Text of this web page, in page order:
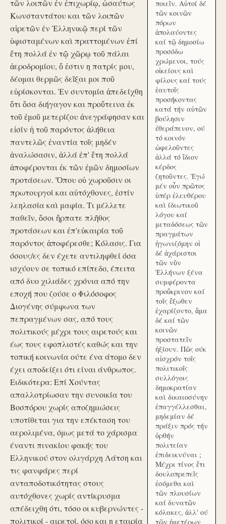
τῶν λοιπῶν ἐν ἐπιχωρίῳ, ὡσαύτως
Κωνσταντάτου και τῶν λοιπῶν
αἱρετῶν ἐν Ἑλληνικῷ περί τῶν
ὑφισταμένων καὶ πραττομένων ἐπί
ἔτη πολλά ἐν τῷ χῶρῳ τοῦ πάλαι
ἀεροδρομίου, ὅ ἐστιν η πατρίς μου,
δέομαι θερμῶς δεῖξαι μοι ποῦ
εὑρίσκονται. Ἐν συντομία ἀπεδείχθη
ὅτι ὅσα διήγαγον και προὔτεινα ἐκ
τοῦ ἐμοῦ μετερίζου ἀνεγράφησαν και
εἰσίν ἡ τοῦ παρόντος ἀλήθεια
παντελῶς ἐναντία τοῖς μηδέν
ἀναλώσασιν, ἀλλά ἐπ' ἔτη πολλά
ἀποφέρονται ἐκ τῶν ἐμῶν δημοσίων
προτάσεων. Ὅπου οὐ χωροῦσιν οι
πρωτουργοί και αὐτόχθονες, ἐστίν
λεηλασία καὶ μαφία. Τι μέλλετε
παθεῖν, ὅσοι ἥρπατε πλῆθος
προτάσεων και ἐπ'εὐκαιρία τοῦ
παρόντος ἀποφέρεσθε; Κόλασις. Για
όσους/ες δεν έχετε αντιληφθεί όσα
ισχύουν σε τοπικό επίπεδο, έπειτα
από δυο χιλιάδες χρόνια από την
εποχή που ζούσε ο Φιλόσοφος
Διογένης σύμφωνα των
πεπραγμένων σας, από τους
πολιτικούς μέχρι τους αιρετούς και
έως τους εφοπλιστές καθώς και την
τοπική κοινωνία ούτε ένα άτομο δεν
έχει αποδείξει ότι είναι άνθρωπος.
Ειδικότερα: Επί Χούντας
απαλλοτρίωσαν την συνοικία του
Βοσπόρου χωρίς αποζημιώσεις
υποτίθεται για την επέκταση του
αερολιμένα, όμως μετά το χάρισμα
έναντι πινακίου φακής του
Ελληνικού στον ολιγάρχη Λάτση και
τις φανφάρες περί
ανταποδοτικότητας στους
αυτόχθονες χωρίς αντίκρυσμα
απέδειχθη ότι, τόσο οι κυβερνώντες -
πολιτικοί - αιρετοί, όσο και η εταιρία
ποιεῖν. Αὐτοί δέ
τῶν κοινῶν
πόρων
ἀπολαύοντες
καί τῷ δημοσίω
προσόδω
χρώμενοι, τούς
οἰκείους καὶ
φίλους καί τούς
ἑαυτοῖς
προσήκοντας
κατά τήν αὑτῶν
βούλησιν
ἐθεράπευον, ού
τό κοινόν
ὠφελοῦντες
ἀλλά τό ἴδιον
κέρδος
ζητοῦντες. Ἐγώ
μέν οὖν πρῶτος
ὑπέρ ἐλευθέρου
καὶ ίδιωτικοῦ
λόγου καί
μεταδόσεως τῶν
πραγμάτων
ἠγωνιζόμην οἱ
δέ ἀχάριστοι
τῶν νῦν
Ἑλλήνων ξένα
συμφέροντα
προὔκρινον καί
τοῖς ἔξωθεν
ἐχαρίζοντο, ἅμα
δέ καί τῶν
κοινῶν
προστατεῖν
ἠξίουν. Πῶς ούκ
αἰσχρόν τοῖς
πολιτικοῖς
συλλόγοις
δημοκρατίαν
καὶ δικαιοσύνην
ἐπαγγέλλεσθαι,
μηδεμίαν δέ
πράξιν πρός τήν
ὀρθήν
πολιτείαν
ἐπιδεικνύναι ;
Μέχρι τίνος ἔτι
δουλοπρεπεῖς
ἐσόμεθα καὶ
τῶν πλουσίων
καί δυνατῶν
κόλακες, ἀλλ' ού
τῶν ἡμετέρων